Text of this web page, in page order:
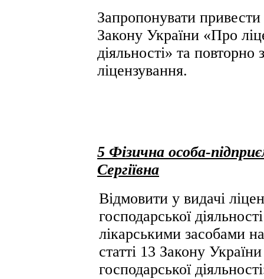
Запропонувати привести
Закону України «Про
діяльності» та повторно
ліцензування.
5 Фізична особа-
Сергіївна
Відмовити у видачі
господарської
лікарськими засобами
статті 13 Закону
господарської